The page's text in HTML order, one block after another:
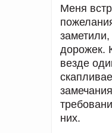
Меня
дорожек.
везде
них.